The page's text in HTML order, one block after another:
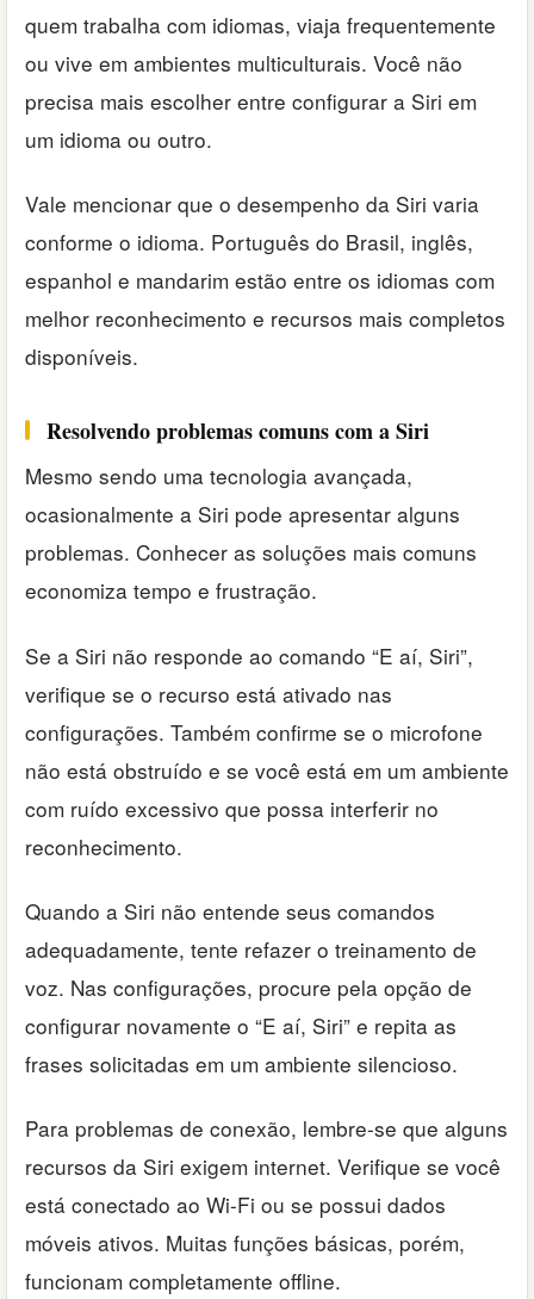
quem trabalha com idiomas, viaja frequentemente
ou vive em ambientes multiculturais. Você não
precisa mais escolher entre configurar a Siri em
um idioma ou outro.
Vale mencionar que o desempenho da Siri varia
conforme o idioma. Português do Brasil, inglês,
espanhol e mandarim estão entre os idiomas com
melhor reconhecimento e recursos mais completos
disponíveis.
Resolvendo problemas comuns com a Siri
Mesmo sendo uma tecnologia avançada,
ocasionalmente a Siri pode apresentar alguns
problemas. Conhecer as soluções mais comuns
economiza tempo e frustração.
Se a Siri não responde ao comando “E aí, Siri”,
verifique se o recurso está ativado nas
configurações. Também confirme se o microfone
não está obstruído e se você está em um ambiente
com ruído excessivo que possa interferir no
reconhecimento.
Quando a Siri não entende seus comandos
adequadamente, tente refazer o treinamento de
voz. Nas configurações, procure pela opção de
configurar novamente o “E aí, Siri” e repita as
frases solicitadas em um ambiente silencioso.
Para problemas de conexão, lembre-se que alguns
recursos da Siri exigem internet. Verifique se você
está conectado ao Wi-Fi ou se possui dados
móveis ativos. Muitas funções básicas, porém,
funcionam completamente offline.